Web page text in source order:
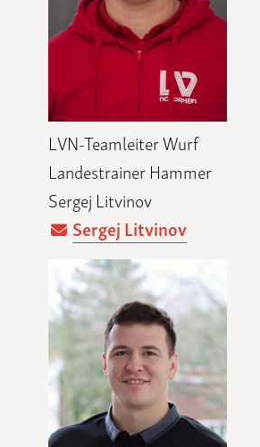
LVN-Teamleiter Wurf
Landestrainer Hammer
Sergej Litvinov
Sergej Litvinov